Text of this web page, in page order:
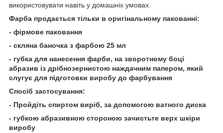
використовувати навіть у домашніх умовах.
Фарба продається тільки в оригінальному пакованні:
- фірмове паковання
- скляна баночка з фарбою 25 мл
- губка для нанесення фарби, на зворотному боці
абразив із дрібнозернистою наждачним папером, який
слугує для підготовки виробу до фарбування
Спосіб застосування:
- Пройдіть спиртом виріб, за допомогою ватного диска
- губкою абразивною стороною зачистьте верх шкіри
виробу